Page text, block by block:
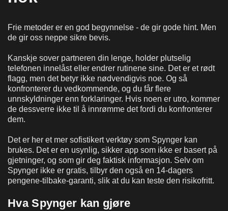
Frie metoder er en god begynnelse - de gir gode hint. Men
de gir oss neppe sikre bevis.
Kanskje sover partneren din lenge, holder plutselig
telefonen innelåst eller endrer rutinene sine. Det er et rødt
flagg, men det betyr ikke nødvendigvis noe. Og så
konfronterer du vedkommende, og du får flere
unnskyldninger enn forklaringer. Hvis noen er utro, kommer
de dessverre ikke til å innrømme det fordi du konfronterer
dem.
Det er her et mer sofistikert verktøy som Spynger kan
brukes. Det er en usynlig, sikker app som ikke er basert på
gjetninger, og som gir deg faktisk informasjon. Selv om
Spynger ikke er gratis, tilbyr den også en 14-dagers
pengene-tilbake-garanti, slik at du kan teste den risikofritt.
Hva Spynger kan gjøre